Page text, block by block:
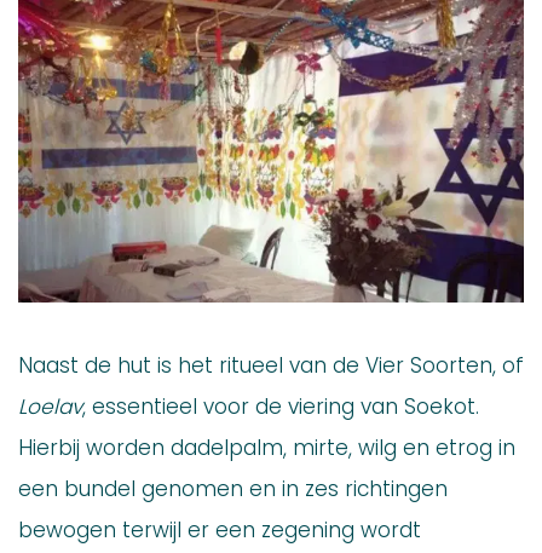
Naast de hut is het ritueel van de Vier Soorten, of
Loelav, essentieel voor de viering van Soekot.
Hierbij worden dadelpalm, mirte, wilg en etrog in
een bundel genomen en in zes richtingen
bewogen terwijl er een zegening wordt